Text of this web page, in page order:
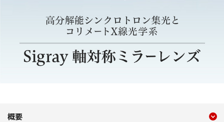
コンポーネント｜高分解
概要